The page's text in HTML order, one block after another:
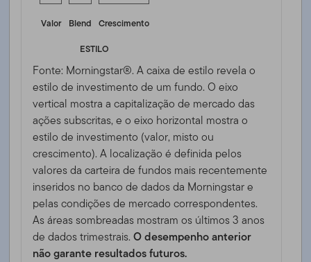
Valor Blend
Crescimento
ESTILO
Fonte: Morningstar®. A caixa de estilo revela o
estilo de investimento de um fundo. O eixo
vertical mostra a capitalização de mercado das
ações subscritas, e o eixo horizontal mostra o
estilo de investimento (valor, misto ou
crescimento). A localização é definida pelos
valores da carteira de fundos mais recentemente
inseridos no banco de dados da Morningstar e
pelas condições de mercado correspondentes.
As áreas sombreadas mostram os últimos 3 anos
de dados trimestrais.O desempenho anterior
não garante resultados futuros.